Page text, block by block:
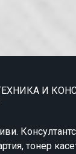
ТЕХНИКА И
тонер